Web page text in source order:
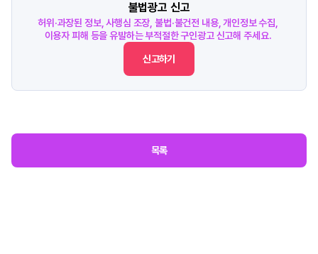
불법광고 신고
허위·과장된 정보, 사행심 조장, 불법·불건전 내용, 개인정보 수집,
이용자 피해 등을 유발하는 부적절한 구인광고 신고해 주세요.
신고하기
목록